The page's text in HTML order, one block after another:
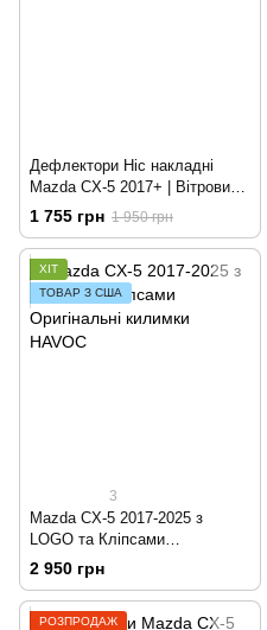
Дефлектори Hic накладні
Mazda CX-5 2017+ | Вітровики
на скотчі HIC MA39-IJ
1 755 грн 1 950 грн
ХІТ
ТОВАР З США
3
Mazda CX-5 2017-2025 з
LOGO та Кліпсами
Оригінальні килимки HAVOC
2 950 грн
РОЗПРОДАЖ